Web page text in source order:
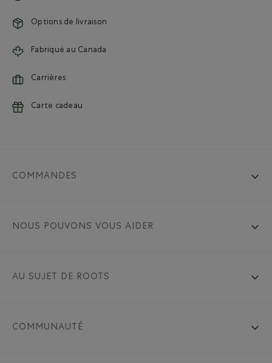
Options de livraison
Fabriqué au Canada
Carrières
Carte cadeau
COMMANDES
NOUS POUVONS VOUS AIDER
AU SUJET DE ROOTS
COMMUNAUTÉ